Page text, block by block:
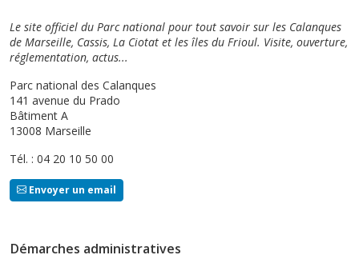
Le site officiel du Parc national pour tout savoir sur les Calanques
de Marseille, Cassis, La Ciotat et les îles du Frioul. Visite, ouverture,
réglementation, actus...
Parc national des Calanques
141 avenue du Prado
Bâtiment A
13008 Marseille
Tél. : 04 20 10 50 00
Envoyer un email
Démarches administratives